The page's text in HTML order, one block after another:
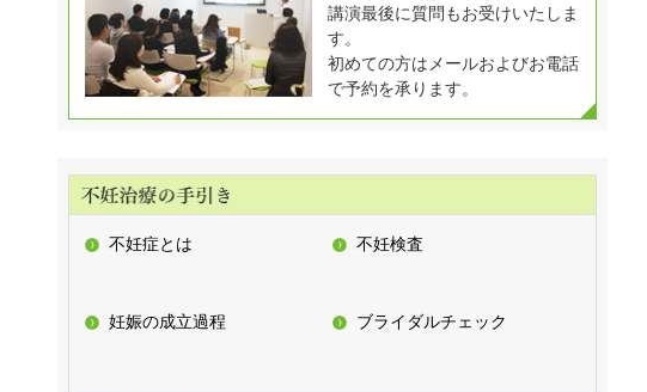
講演最後に質問もお受けいたしま
す。
初めての方はメールおよびお電話
で予約を承ります。
不妊症とは 不妊検査
妊娠の成立過程 ブライダルチェック